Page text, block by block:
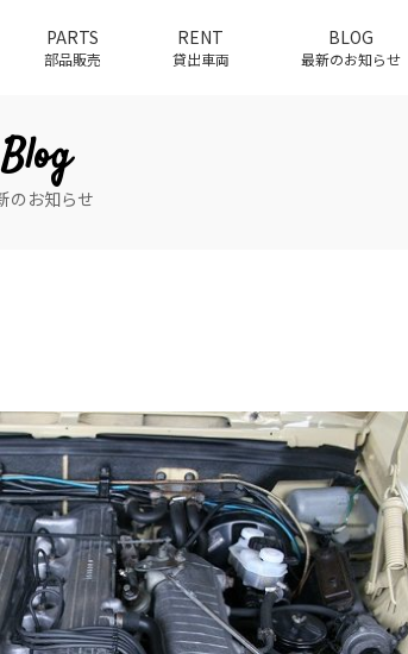
PARTS
部品販売
RENT
貸出車両
BLOG
最新のお知らせ
Blog
のお知らせ